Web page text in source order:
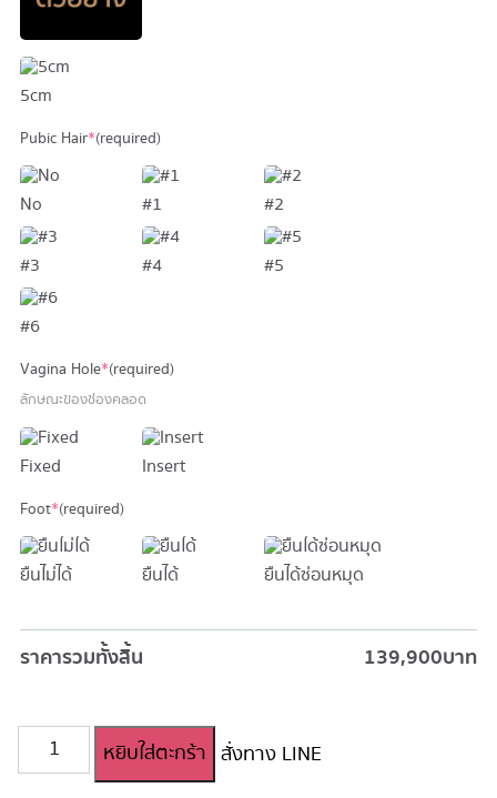
5cm
Pubic Hair*(required)
No #1 #2
#3 #4 #5
#6
Vagina Hole*(required)
ลักษณะของช่องคลอด
Fixed Insert
Foot*(required)
ยืนไม่ได้ ยืนได้ ยืนได้ซ่อนหมุด
ราคารวมทั้งสิ้น 139,900บาท
จำนวน
ตุ๊กตา
หยิบใส่ตะกร้า สั่งทาง LINE